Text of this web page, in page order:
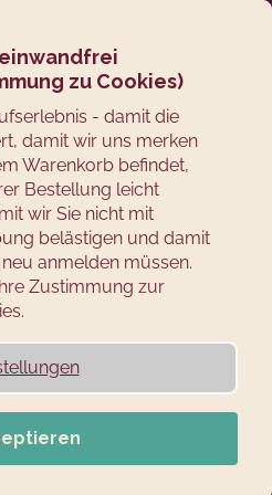
zu Cookies)
- damit die
damit wir uns merken
Warenkorb befindet,
Bestellung leicht
wir Sie nicht mit
belästigen und damit
anmelden müssen.
Zustimmung zur